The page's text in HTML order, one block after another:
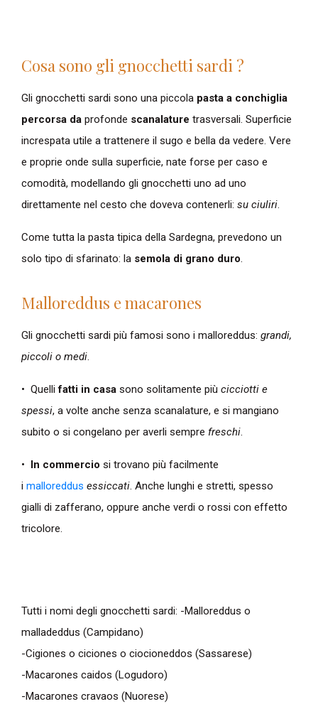
Cosa sono gli gnocchetti sardi ?
Gli gnocchetti sardi sono una piccola pasta a conchiglia
percorsa da profonde scanalature trasversali. Superficie
increspata utile a trattenere il sugo e bella da vedere. Vere
e proprie onde sulla superficie, nate forse per caso e
comodità, modellando gli gnocchetti uno ad uno
direttamente nel cesto che doveva contenerli: su ciuliri.
Come tutta la pasta tipica della Sardegna, prevedono un
solo tipo di sfarinato: la semola di grano duro.
Malloreddus e macarones
Gli gnocchetti sardi più famosi sono i malloreddus: grandi,
piccoli o medi.
• Quelli fatti in casa sono solitamente più cicciotti e
spessi, a volte anche senza scanalature, e si mangiano
subito o si congelano per averli sempre freschi.
• In commercio si trovano più facilmente
i malloreddus essiccati. Anche lunghi e stretti, spesso
gialli di zafferano, oppure anche verdi o rossi con effetto
tricolore.
Tutti i nomi degli gnocchetti sardi: -Malloreddus o
malladeddus (Campidano)
-Cigiones o ciciones o ciocioneddos (Sassarese)
-Macarones caidos (Logudoro)
-Macarones cravaos (Nuorese)